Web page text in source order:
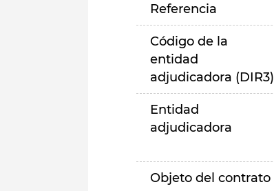
Referencia
Código de la
entidad
adjudicadora (DIR3)
Entidad
adjudicadora
Objeto del contrato